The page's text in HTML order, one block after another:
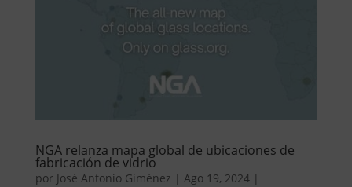
NGA relanza mapa global de ubicaciones de
fabricación de vidrio
por José Antonio Giménez | Ago 19, 2024|